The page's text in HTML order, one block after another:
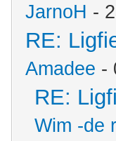
JarnoH -
RE:
Amadee -
RE:
Wim -de